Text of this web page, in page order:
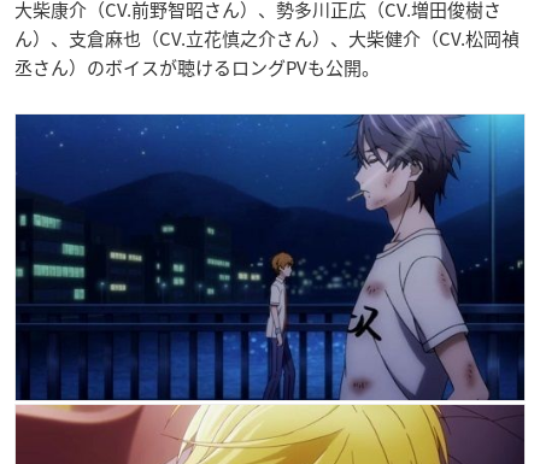
大柴康介（CV.前野智昭さん）、勢多川正広（CV.増田俊樹さ
ん）、支倉麻也（CV.立花慎之介さん）、大柴健介（CV.松岡禎
丞さん）のボイスが聴けるロングPVも公開。